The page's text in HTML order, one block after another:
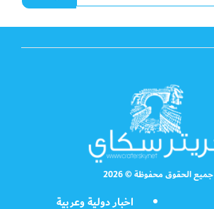
جميع الحقوق محفوظة © 2026
اخبار دولية وعربية